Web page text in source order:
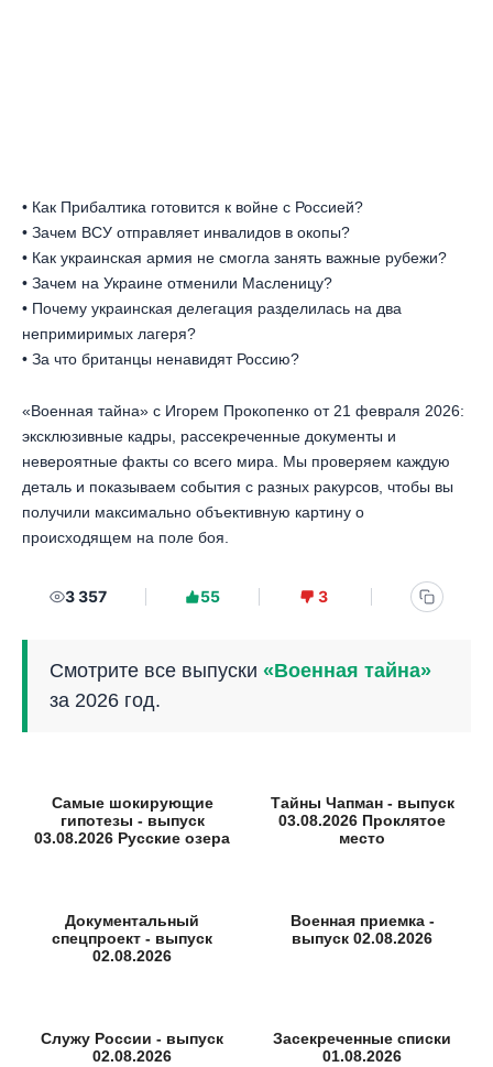
• Как Прибалтика готовится к войне с Россией?
• Зачем ВСУ отправляет инвалидов в окопы?
• Как украинская армия не смогла занять важные рубежи?
• Зачем на Украине отменили Масленицу?
• Почему украинская делегация разделилась на два
непримиримых лагеря?
• За что британцы ненавидят Россию?
«Военная тайна» с Игорем Прокопенко от 21 февраля 2026:
эксклюзивные кадры, рассекреченные документы и
невероятные факты со всего мира. Мы проверяем каждую
деталь и показываем события с разных ракурсов, чтобы вы
получили максимально объективную картину о
происходящем на поле боя.
3 357 55 3
Смотрите все выпуски «Военная тайна»
за 2026 год.
Самые шокирующие
гипотезы - выпуск
03.08.2026 Русские озера
Тайны Чапман - выпуск
03.08.2026 Проклятое
место
Документальный
спецпроект - выпуск
02.08.2026
Военная приемка -
выпуск 02.08.2026
Служу России - выпуск
02.08.2026
Засекреченные списки
01.08.2026